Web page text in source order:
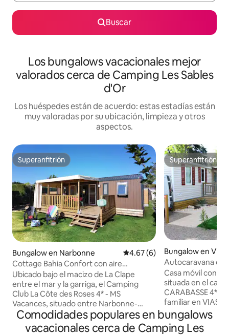
Buscar
Los bungalows vacacionales mejor
valorados cerca de Camping Les Sables
d'Or
Los huéspedes están de acuerdo: estas estadías están
muy valoradas por su ubicación, limpieza y otros
aspectos.
Superanfitrión
Superanfitrión
Bungalow en Narbonne Calificación promedio: 4.67
4.67 (6)
Cottage Bahia Confort con aire
acondicionado para 6 personas - 10BA2
Ubicado bajo el macizo de La Clape
entre el mar y la garriga, el Camping
Club La Côte des Roses 4* - MS
Vacances, situado entre Narbonne-
Plage y Gruissan, los dos centros
vacacionales costeros de la costa de
Narbona, le da la bienvenida de mayo a
Superanfitrión
Superanfitrión
Bungalow en Vias
Autocaravana
comodidades en
Carabasse en Vias
Casa móvil con
situada en el
CARABASSE 4*
familiar en VIAS
m de la playa. Alojamiento totalmente
equipado con
bicicletas +
Comodidades populares en bungalows
vacacionales cerca de Camping Les